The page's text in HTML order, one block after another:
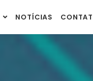
NOTÍCIAS